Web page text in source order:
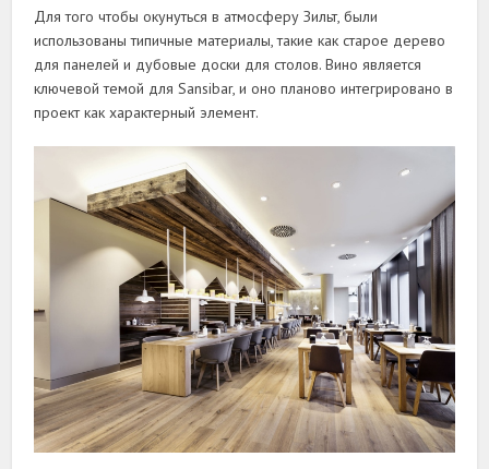
Для того чтобы окунуться в атмосферу Зильт, были
использованы типичные материалы, такие как старое дерево
для панелей и дубовые доски для столов. Вино является
ключевой темой для Sansibar, и оно планово интегрировано в
проект как характерный элемент.